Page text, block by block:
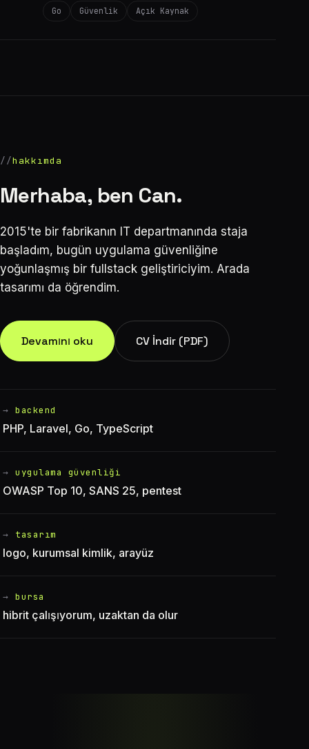
Go Güvenlik Açık Kaynak
hakkımda
Merhaba, ben Can.
2015'te bir fabrikanın IT departmanında staja
başladım, bugün uygulama güvenliğine
yoğunlaşmış bir fullstack geliştiriciyim. Arada
tasarımı da öğrendim.
Devamını oku CV İndir (PDF)
backend
PHP, Laravel, Go, TypeScript
uygulama güvenliği
OWASP Top 10, SANS 25, pentest
tasarım
logo, kurumsal kimlik, arayüz
bursa
hibrit çalışıyorum, uzaktan da olur